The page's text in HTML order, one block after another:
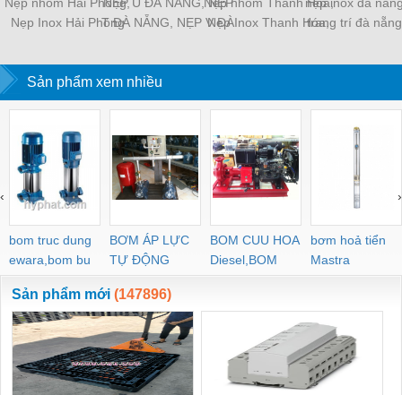
Nẹp nhôm Hải Phòng,
Nẹp Inox Hải Phòng
NẸP U ĐÀ NẴNG, NẸP
T ĐÀ NẴNG, NẸP V ĐÀ
Nẹp nhôm Thanh Hóa,
Nẹp Inox Thanh Hóa,
Hóa
nẹp inox đà
trang trí đà
Sản phẩm xem nhiều
bom truc dung
ewara,bom bu
ewara
BƠM ÁP LỰC
TỰ ĐỘNG
BOM CUU HOA
Diesel,BOM
CHUA CHAY
bơm hoả tiển
Mastra
‹ ›
Sản phẩm mới (147896)